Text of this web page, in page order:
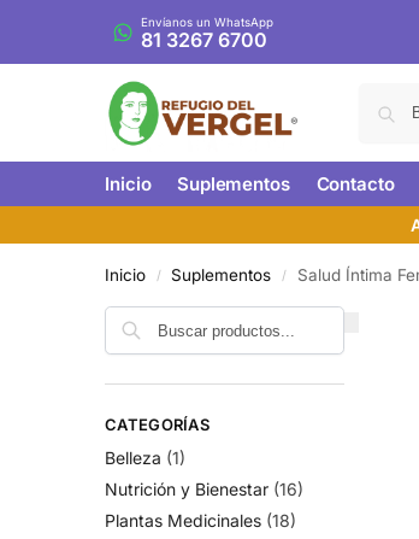
Envíanos un WhatsApp
81 3267 6700
Inicio Suplementos Contacto
Inicio / Suplementos / Salud Íntima
CATEGORÍAS
Belleza (1)
Nutrición y Bienestar (16)
Plantas Medicinales (18)